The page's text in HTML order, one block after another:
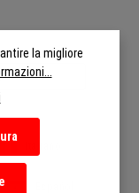
la migliore